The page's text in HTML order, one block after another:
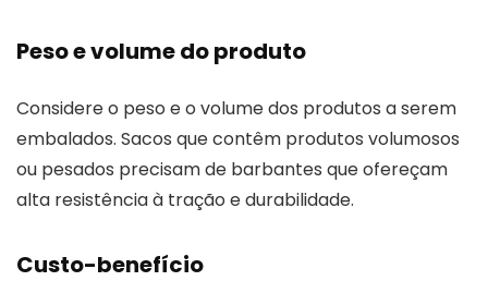
Peso e volume do produto
Considere o peso e o volume dos produtos a serem
embalados. Sacos que contêm produtos volumosos
ou pesados precisam de barbantes que ofereçam
alta resistência à tração e durabilidade.
Custo-benefício